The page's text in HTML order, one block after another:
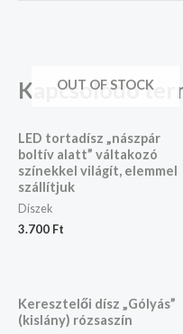
Kapcsolódó
OUT OF STOCK
LED tortadísz „nászpár
boltív alatt” váltakozó
színekkel világít, elemmel
szállítjuk
Díszek
3.700 Ft
Keresztelői dísz „Gólyás”
(kislány) rózsaszín